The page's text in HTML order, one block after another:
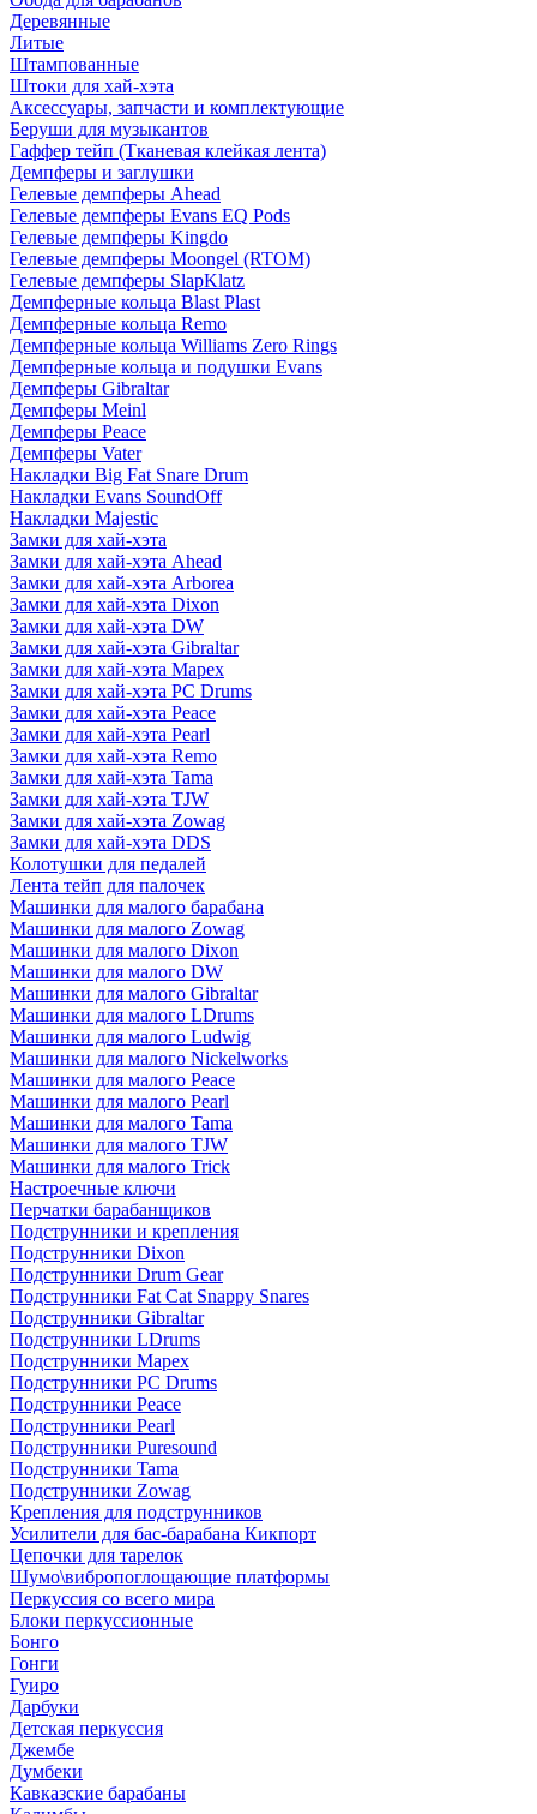
Деревянные
Литые
Штампованные
Штоки для хай-хэта
Аксессуары, запчасти и комплектующие
Беруши для музыкантов
Гаффер тейп (Тканевая клейкая лента)
Демпферы и заглушки
Гелевые демпферы Ahead
Гелевые демпферы Evans EQ Pods
Гелевые демпферы Kingdo
Гелевые демпферы Moongel (RTOM)
Гелевые демпферы SlapKlatz
Демпферные кольца Blast Plast
Демпферные кольца Remo
Демпферные кольца Williams Zero Rings
Демпферные кольца и подушки Evans
Демпферы Gibraltar
Демпферы Meinl
Демпферы Peace
Демпферы Vater
Накладки Big Fat Snare Drum
Накладки Evans SoundOff
Накладки Majestic
Замки для хай-хэта
Замки для хай-хэта Ahead
Замки для хай-хэта Arborea
Замки для хай-хэта Dixon
Замки для хай-хэта DW
Замки для хай-хэта Gibraltar
Замки для хай-хэта Mapex
Замки для хай-хэта PC Drums
Замки для хай-хэта Peace
Замки для хай-хэта Pearl
Замки для хай-хэта Remo
Замки для хай-хэта Tama
Замки для хай-хэта TJW
Замки для хай-хэта Zowag
Замки для хай-хэта DDS
Колотушки для педалей
Лента тейп для палочек
Машинки для малого барабана
Машинки для малого Zowag
Машинки для малого Dixon
Машинки для малого DW
Машинки для малого Gibraltar
Машинки для малого LDrums
Машинки для малого Ludwig
Машинки для малого Nickelworks
Машинки для малого Peace
Машинки для малого Pearl
Машинки для малого Tama
Машинки для малого TJW
Машинки для малого Trick
Настроечные ключи
Перчатки барабанщиков
Подструнники и крепления
Подструнники Dixon
Подструнники Drum Gear
Подструнники Fat Cat Snappy Snares
Подструнники Gibraltar
Подструнники LDrums
Подструнники Mapex
Подструнники PC Drums
Подструнники Peace
Подструнники Pearl
Подструнники Puresound
Подструнники Tama
Подструнники Zowag
Крепления для подструнников
Усилители для бас-барабана Кикпорт
Цепочки для тарелок
Шумо\вибропоглощающие платформы
Перкуссия со всего мира
Блоки перкуссионные
Бонго
Гонги
Гуиро
Дарбуки
Детская перкуссия
Джембе
Думбеки
Кавказские барабаны